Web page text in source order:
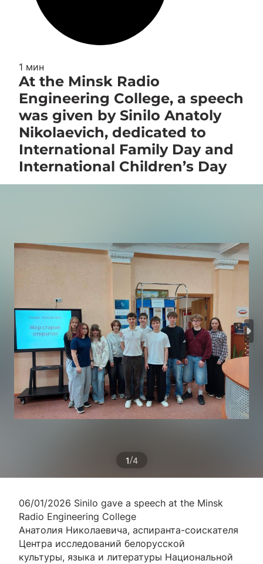
1 мин
At the Minsk Radio
Engineering College, a speech
was given by Sinilo Anatoly
Nikolaevich, dedicated to
International Family Day and
International Children’s Day
1/4
06/01/2026 Sinilo gave a speech at the Minsk
Radio Engineering College
Анатолия Николаевича, аспиранта-соискателя
Центра исследований белорусской
культуры, языка и литературы Национальной